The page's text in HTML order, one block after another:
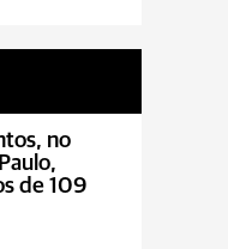
no
de 109